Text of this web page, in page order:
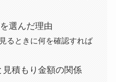
選んだ理由
るときに何を確認すれば
積もり金額の関係